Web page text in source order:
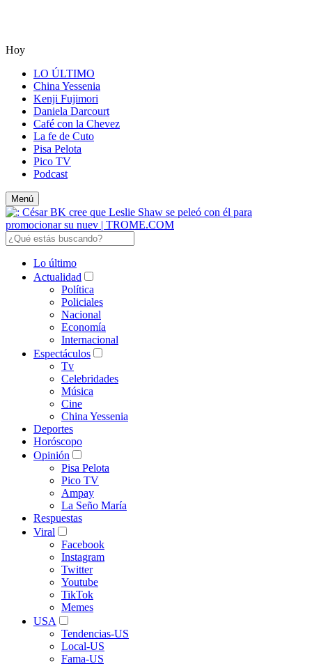
Hoy
LO ÚLTIMO
China Yessenia
Kenji Fujimori
Daniela Darcourt
Café con la Chevez
La fe de Cuto
Pisa Pelota
Pico TV
Podcast
Menú
Lo último
Actualidad
Política
Policiales
Nacional
Economía
Internacional
Espectáculos
Tv
Celebridades
Música
Cine
China Yessenia
Deportes
Horóscopo
Opinión
Pisa Pelota
Pico TV
Ampay
La Seño María
Respuestas
Viral
Facebook
Instagram
Twitter
Youtube
TikTok
Memes
USA
Tendencias-US
Local-US
Fama-US